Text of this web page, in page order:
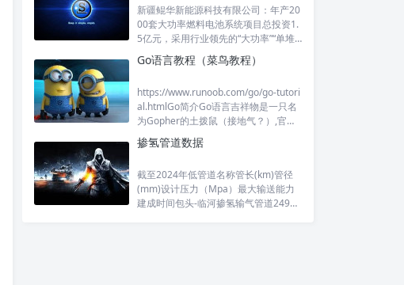
新疆鲲华新能源科技有限公司：年产20
00套大功率燃料电池系统项目总投资1.
5亿元，采用行业领先的“大功率”“单堆
单系统”技术路线，聚焦大功率燃料电池
系统及氢储能发电系统两大核心领域，
向。鲲华科技与国内头部重
Go语言教程（菜鸟教程）
https://www.runoob.com/go/go-tutori
al.htmlGo简介Go语言吉祥物是一只名
为Gopher的土拨鼠（接地气？）,官方
口号是Simple,Fast,Reliable，这三个词
概括了它全部的设计取舍。原生支
掺氢管道数据
截至2024年低管道名称管长(km)管径
(mm)设计压力（Mpa）最大输送能力
建成时间包头-临河掺氢输气管道24945